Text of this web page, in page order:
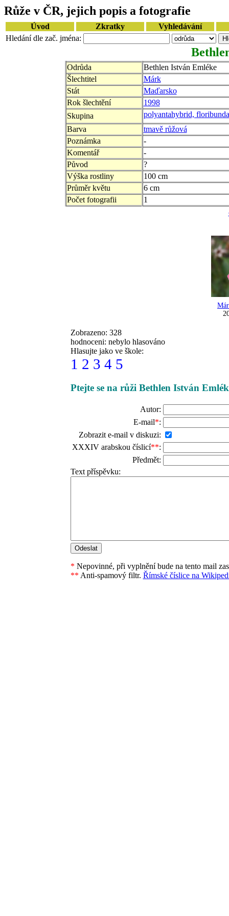
Růže v ČR, jejich popis a fotografie
Úvod Zkratky
Vyhledávání
Hledání dle zač. jména:
Odrůda
Bethlen István Emléke
Šlechtitel
Márk
Stát
Maďarsko
Rok šlechtění
1998
Skupina
polyantahybrid, floribunda
Barva
tmavě růžová
Poznámka
-
Komentář
-
Původ
?
Výška rostliny
100 cm
Průměr květu
6 cm
Počet fotografii
1
Zobrazeno: 328
hodnoceni: nebylo hlasováno
Hlasujte jako ve škole:
1 2 3 4 5
Ptejte se na růži Bethlen István
Autor:
E-mail*:
Zobrazit e-mail v diskuzi:
XXXIV arabskou číslicí**:
Předmět:
Text příspěvku:
* Nepovinné, při vyplnění bude na tento mail
** Anti-spamový filtr. Římské číslice na